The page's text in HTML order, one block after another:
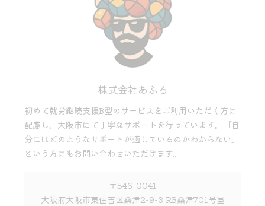
株式会社あふろ
初めて就労継続支援B型のサービスをご利用いただく方に
配慮し、大阪市にて丁寧なサポートを行っています。「自
分にはどのようなサポートが適しているのかわからない」
という方にもお問い合わせいただけます。
〒546-0041
大阪府大阪市東住吉区桑津2-9-3 RB桑津701号室